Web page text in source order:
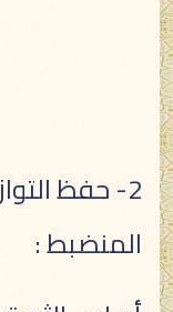
2- حفظ
المنضبط :